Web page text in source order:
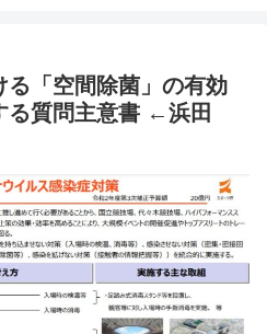
る「空間除菌」の有効
る質問主意書 ←浜田